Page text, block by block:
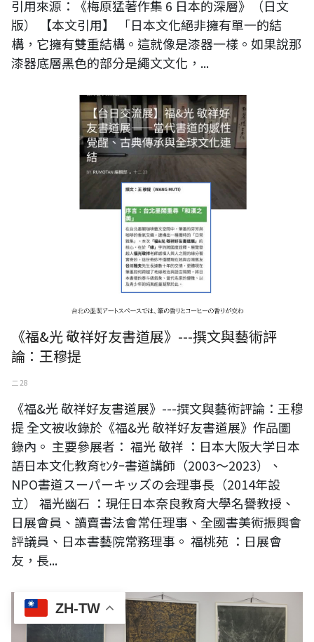
ZH-TW
引用來源：《梅原猛著作集 6 日本的深層》（日文
版） 【本文引用】 「日本文化絕非擁有單一的結
構，它擁有雙重結構。這就像是漆器一樣。如果說那
漆器底層黑色的部分是繩文文化，...
《福&光 敬祥好友書道展》---撰文與藝術評
論：王穆提
二 28
《福&光 敬祥好友書道展》---撰文與藝術評論：王穆
提 全文被收錄於《福&光 敬祥好友書道展》作品圖
錄內。 主要參展者： 福光 敬祥 ：日本大阪大学日本
語日本文化教育ｾﾝﾀｰ書道講師（2003～2023）、
NPO書道スーパーキッズの会理事長（2014年設
立） 福光幽石 ：現任日本奈良教育大學名譽教授、
日展會員、讀賣書法會常任理事、全國書美術振興會
評議員、日本書藝院常務理事。 福桃苑 ：日展會
友，長...